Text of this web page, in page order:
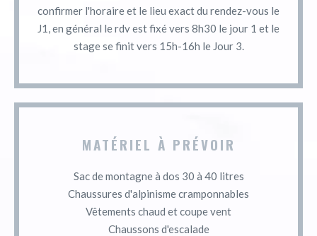
confirmer l'horaire et le lieu exact du rendez-vous le
J1, en général le rdv est fixé vers 8h30 le jour 1 et le
stage se finit vers 15h-16h le Jour 3.
MATÉRIEL À PRÉVOIR
Sac de montagne à dos 30 à 40 litres
Chaussures d'alpinisme cramponnables
Vêtements chaud et coupe vent
Chaussons d'escalade